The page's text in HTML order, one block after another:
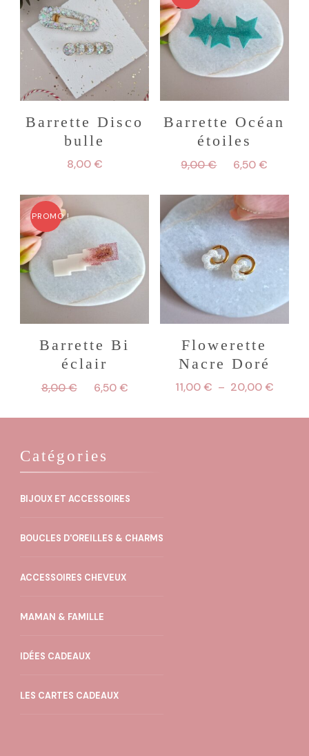
Barrette Disco
bulle
8,00€
Barrette Océan
étoiles
9,00€
Le
initial
était :
9,00 €.
6,50€
actuel
est :
6,50
PROMO !
Barrette Bi
éclair
8,00€
Le
initial
8,00 €.
6,50€
actuel
Flowerette
Nacre Doré
11,00€ – 20,00€Plage
prix :
Catégories
BIJOUX ET ACCESSOIRES
BOUCLES D'OREILLES & CHARMS
ACCESSOIRES CHEVEUX
MAMAN & FAMILLE
IDÉES CADEAUX
LES CARTES CADEAUX